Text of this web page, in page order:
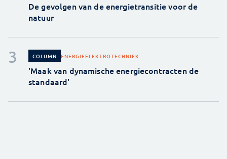
De gevolgen van de energietransitie voor de
natuur
COLUMN ENERGIEELEKTROTECHNIEK
'Maak van dynamische energiecontracten de
standaard'